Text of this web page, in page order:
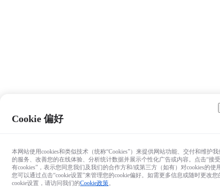
Cookie 偏好
本网站使用cookies和类似技术（统称“Cookies”）来提供网站功能、交付和维护我
的服务、改善您的在线体验、分析统计数据并展示个性化广告或内容。点击“接
有cookies”，表示您同意我们及我们的合作方和/或第三方（如有）对cookies的使
您可以通过点击“cookie设置”来管理您的cookie偏好。如需更多信息或随时更改您
cookie设置，请访问我们的Cookie政策。
对产品有疑问？
来找专家咨询